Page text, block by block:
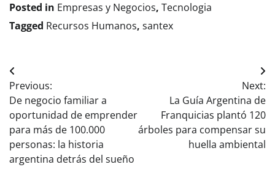
Posted in Empresas y Negocios, Tecnologia
Tagged Recursos Humanos, santex
Navegación
de
entradas
Previous:
De negocio familiar a
oportunidad de emprender
para más de 100.000
personas: la historia
argentina detrás del sueño
Next:
La Guía Argentina de
Franquicias plantó 120
árboles para compensar su
huella ambiental